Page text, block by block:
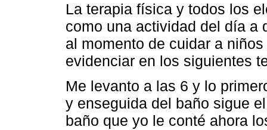
La terapia física y todos los
como una actividad del día a
al momento de cuidar a
evidenciar en los siguientes
Me levanto a las 6 y lo
y enseguida del baño sigue
baño que yo le conté ahora